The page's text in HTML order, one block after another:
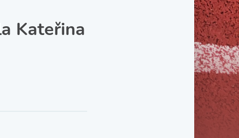
Kateřina